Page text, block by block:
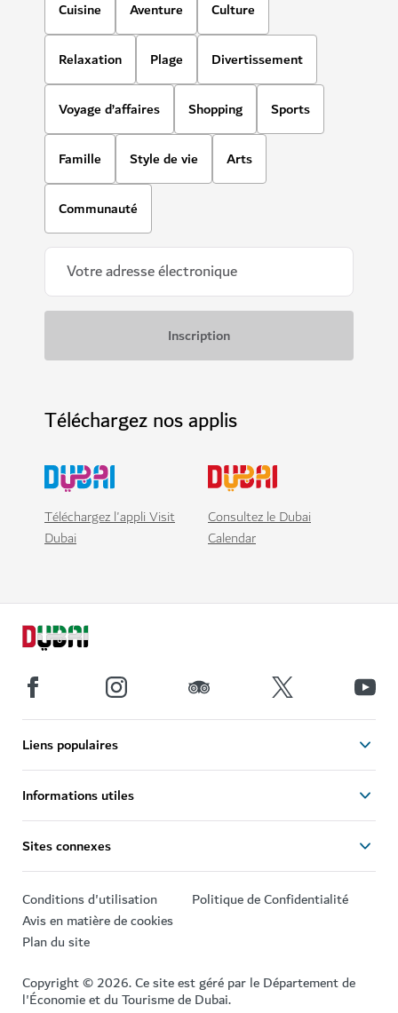
Cuisine Aventure Culture
Relaxation Plage Divertissement
Voyage d’affaires Shopping Sports
Famille Style de vie Arts
Communauté
Téléchargez nos applis
Téléchargez l'appli Visit
Dubai
Consultez le Dubai
Calendar
Liens populaires
Informations utiles
Sites connexes
Conditions d'utilisation
Politique de Confidentialité
Avis en matière de cookies
Plan du site
Copyright © 2026. Ce site est géré par le Département de
l'Économie et du Tourisme de Dubai.